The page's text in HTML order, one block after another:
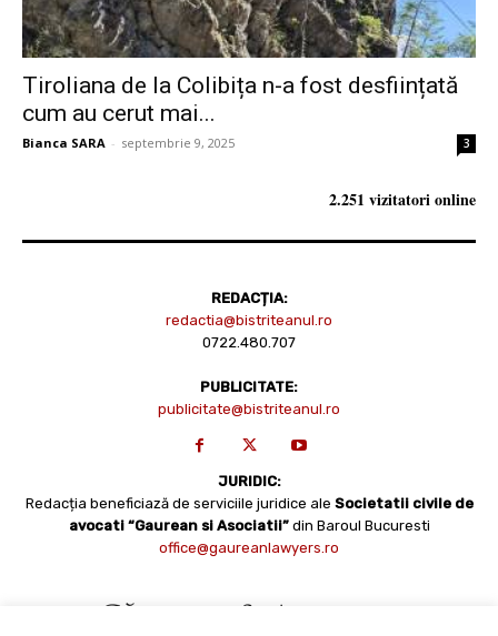
Tiroliana de la Colibița n-a fost desființată
cum au cerut mai...
Bianca SARA - septembrie 9, 2025 3
2.251 vizitatori online
REDACȚIA:
redactia@bistriteanul.ro
0722.480.707
PUBLICITATE:
publicitate@bistriteanul.ro
JURIDIC:
Redacția beneficiază de serviciile juridice ale Societatii civile de
avocati “Gaurean si Asociatii” din Baroul Bucuresti
office@gaureanlawyers.ro